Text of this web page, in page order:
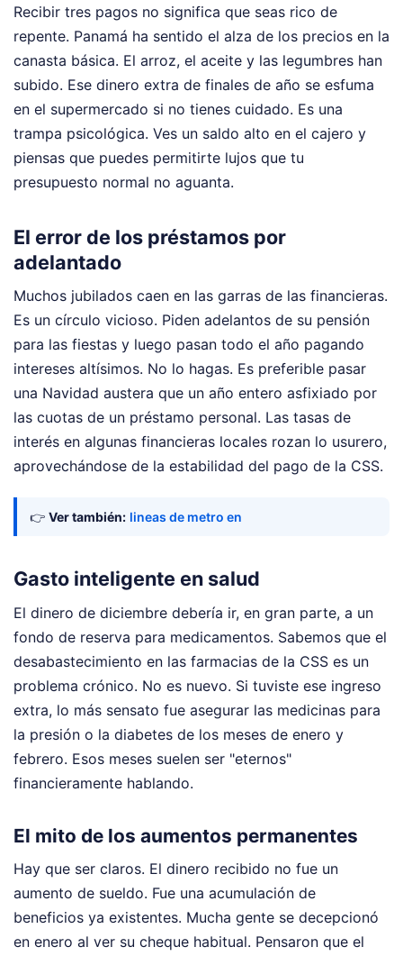
Recibir tres pagos no significa que seas rico de
repente. Panamá ha sentido el alza de los precios en la
canasta básica. El arroz, el aceite y las legumbres han
subido. Ese dinero extra de finales de año se esfuma
en el supermercado si no tienes cuidado. Es una
trampa psicológica. Ves un saldo alto en el cajero y
piensas que puedes permitirte lujos que tu
presupuesto normal no aguanta.
El error de los préstamos por
adelantado
Muchos jubilados caen en las garras de las financieras.
Es un círculo vicioso. Piden adelantos de su pensión
para las fiestas y luego pasan todo el año pagando
intereses altísimos. No lo hagas. Es preferible pasar
una Navidad austera que un año entero asfixiado por
las cuotas de un préstamo personal. Las tasas de
interés en algunas financieras locales rozan lo usurero,
aprovechándose de la estabilidad del pago de la CSS.
👉 Ver también: lineas de metro en
Gasto inteligente en salud
El dinero de diciembre debería ir, en gran parte, a un
fondo de reserva para medicamentos. Sabemos que el
desabastecimiento en las farmacias de la CSS es un
problema crónico. No es nuevo. Si tuviste ese ingreso
extra, lo más sensato fue asegurar las medicinas para
la presión o la diabetes de los meses de enero y
febrero. Esos meses suelen ser "eternos"
financieramente hablando.
El mito de los aumentos permanentes
Hay que ser claros. El dinero recibido no fue un
aumento de sueldo. Fue una acumulación de
beneficios ya existentes. Mucha gente se decepcionó
en enero al ver su cheque habitual. Pensaron que el